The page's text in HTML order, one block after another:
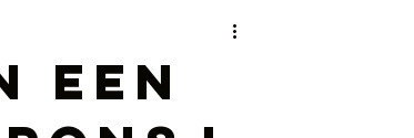
een